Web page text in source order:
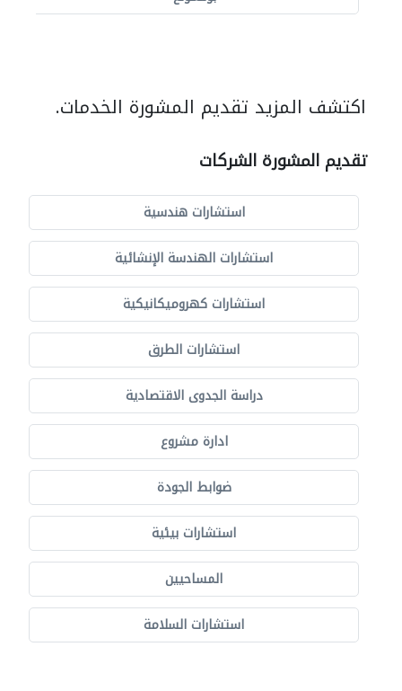
اكتشف المزيد تقديم المشورة الخدمات.
تقديم المشورة الشركات
استشارات هندسية
استشارات الهندسة الإنشائية
استشارات كهروميكانيكية
استشارات الطرق
دراسة الجدوى الاقتصادية
ادارة مشروع
ضوابط الجودة
استشارات بيئية
المساحيين
استشارات السلامة